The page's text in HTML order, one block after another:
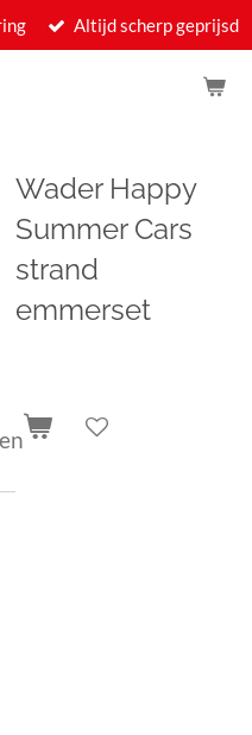
Altijd scherp geprijsd
Wader Happy
Summer Cars
strand
emmerset